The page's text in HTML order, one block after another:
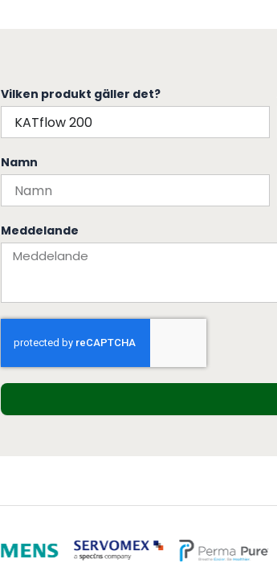
Vilken produkt gäller det?
Namn
Meddelande